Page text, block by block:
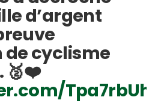
d’argent
cyclisme
🥈❤️